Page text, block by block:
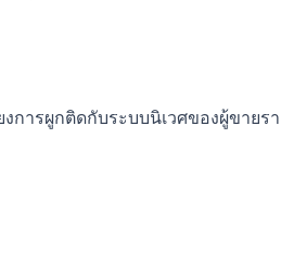
การผูกติดกับระบบนิเวศของผู้ขายร